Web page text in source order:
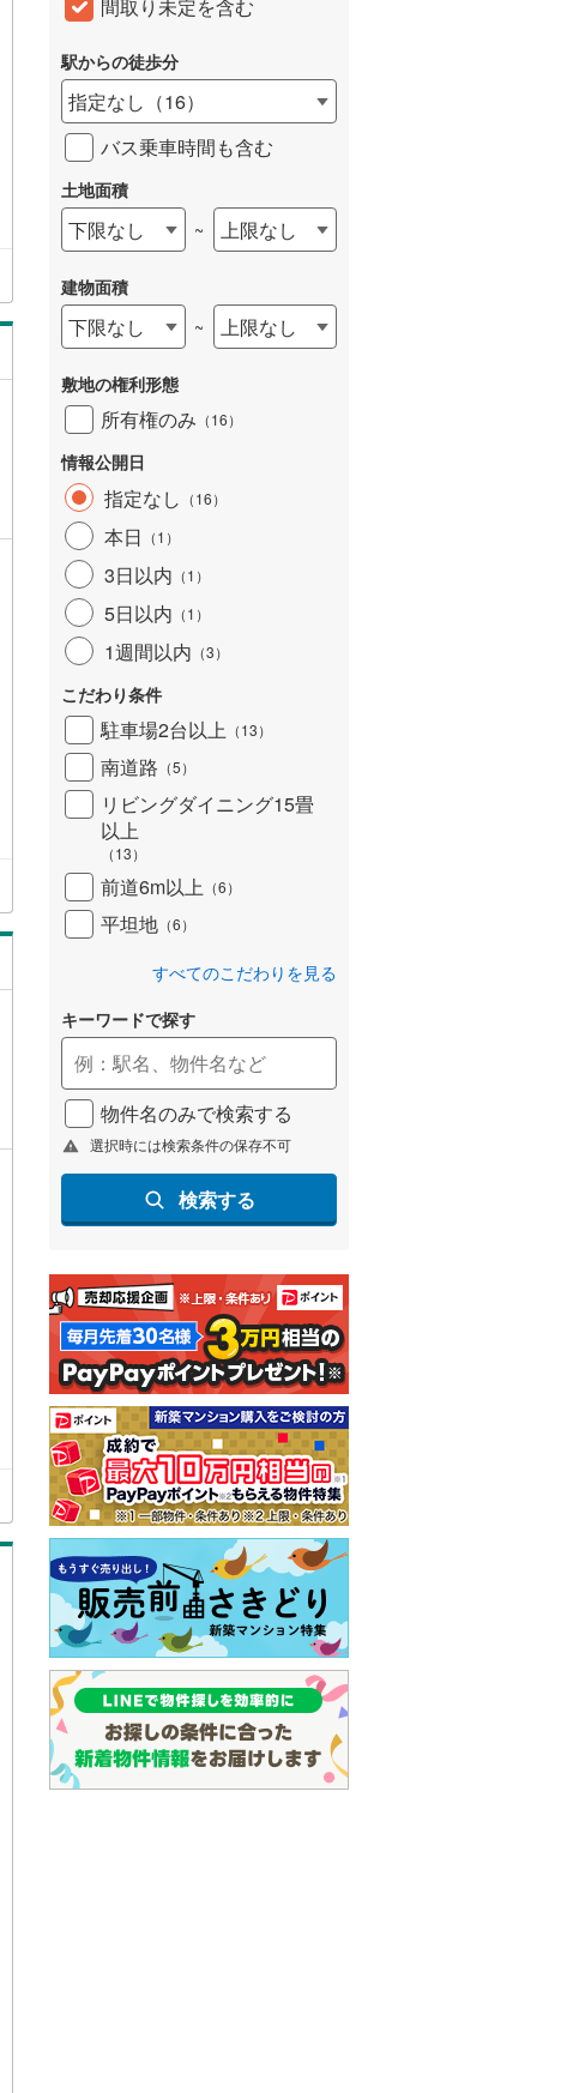
間取り未定を含む
駅からの徒歩分
指定なし （16）
バス乗車時間も含む
土地面積
下限なし ~ 上限なし
建物面積
下限なし ~ 上限なし
敷地の権利形態
所有権のみ （16）
情報公開日
指定なし （16）
本日 （1 ）
3日以内 （1 ）
5日以内 （1 ）
1週間以内 （3）
こだわり条件
駐車場2台以上 （13）
南道路 （5）
リビングダイニング15畳
以上
（13）
前道6m以上 （6）
平坦地 （6）
すべてのこだわりを見る
キーワードで探す
物件名のみで検索する
選択時には検索条件の保存不可
検索する
東西線(26)
予讃線(1)
高徳線(1 )
牟岐線(3)
山陽本線（JR九州）
篠栗線(25)
指宿枕崎線
筑肥線(18)
久大本線(24)
日田彦山線(24)
筑豊本線(36
北海道新幹線(0)
山形新幹線 316
東海道新幹線
九州新幹線(30
札幌市営地下鉄東豊線
東京メトロ銀座線 ( 0)
東京メトロ日比谷線
東京メトロ有楽町線 (57
東京メトロ副都心線
115)
横浜市営地下鉄グリーンライン
(55)
名古屋市営地下鉄鶴舞線(123)
名古屋市営地下鉄名港線(27
OsakaMetro長堀鶴見緑地線(9)
OsakaMetro谷町線(33)
神戸市営地下鉄海岸線(0)
福岡市地下鉄七隈線(102)
函館市電宝来・谷地頭線(0)
真岡鐵道(12)
山形鉄道フラワー長井線(0)
えちごトキめき鉄道妙高はねうまラ
イン(0)
しなの鉄道(7)
津軽鉄道(0)
三陸鉄道リアス線(9)
仙台空港アクセス線(37)
松本電鉄上高地線(0)